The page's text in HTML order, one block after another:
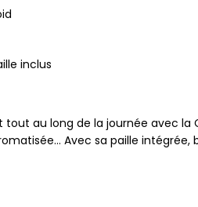
inclus
au long de la journée avec la
Avec sa paille intégrée,